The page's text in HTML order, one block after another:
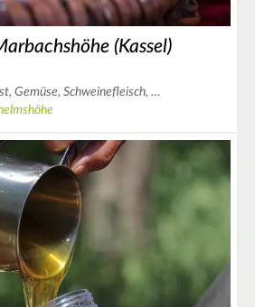
(Kassel)
Gemüse, Schweinefleisch, …
4